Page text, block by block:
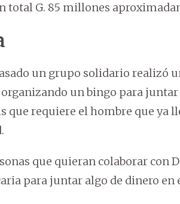
total G. 85 millones
un grupo solidario realizó
un bingo para
que requiere el hombre que ya
que quieran colaborar
para juntar algo de dinero en